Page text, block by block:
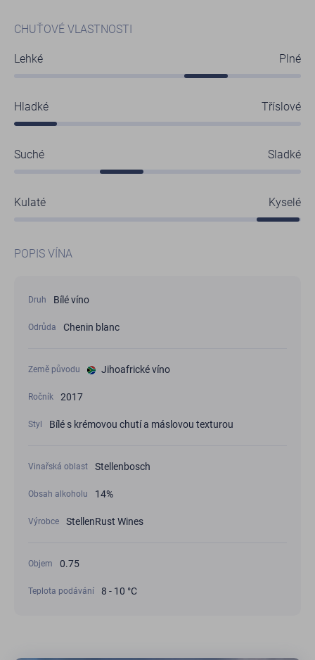
CHUŤOVÉ VLASTNOSTI
Lehké Plné
Hladké Tříslové
Suché Sladké
Kulaté Kyselé
POPIS VÍNA
Druh Bílé víno
Odrůda Chenin blanc
Země původu Jihoafrické víno
Ročník 2017
Styl Bílé s krémovou chutí a máslovou texturou
Vinařská oblast Stellenbosch
Obsah alkoholu 14%
Výrobce StellenRust Wines
Objem 0.75
Teplota podávání 8 - 10 °C